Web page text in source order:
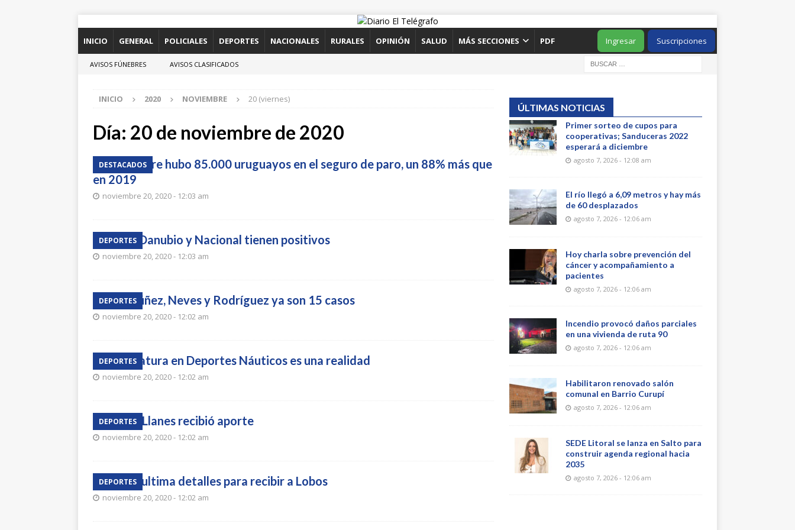
INICIO GENERAL POLICIALES DEPORTES NACIONALES RURALES OPINIÓN SALUD MÁS SECCIONES PDF Suscripciones
Ingresar
AVISOS FÚNEBRES AVISOS CLASIFICADOS
INICIO 2020 NOVIEMBRE 20 (viernes)
Día: 20 de noviembre de 2020
DESTACADOS
En octubre hubo 85.000 uruguayos en el seguro de paro, un 88% más que
en 2019
noviembre 20, 2020 - 12:03 am
DEPORTES
Plaza, Danubio y Nacional tienen positivos
noviembre 20, 2020 - 12:03 am
DEPORTES
Con Núñez, Neves y Rodríguez ya son 15 casos
noviembre 20, 2020 - 12:02 am
DEPORTES
Tecnicatura en Deportes Náuticos es una realidad
noviembre 20, 2020 - 12:02 am
DEPORTES
“Toto” Llanes recibió aporte
noviembre 20, 2020 - 12:02 am
DEPORTES
Trébol ultima detalles para recibir a Lobos
noviembre 20, 2020 - 12:02 am
ÚLTIMAS NOTICIAS
Primer sorteo de cupos para
cooperativas; Sanduceras 2022
esperará a diciembre
agosto 7, 2026 - 12:08 am
El río llegó a 6,09 metros y hay más
de 60 desplazados
agosto 7, 2026 - 12:06 am
Hoy charla sobre prevención del
cáncer y acompañamiento a
pacientes
agosto 7, 2026 - 12:06 am
Incendio provocó daños parciales
en una vivienda de ruta 90
agosto 7, 2026 - 12:06 am
Habilitaron renovado salón
comunal en Barrio Curupí
agosto 7, 2026 - 12:06 am
SEDE Litoral se lanza en Salto para
construir agenda regional hacia
2035
agosto 7, 2026 - 12:06 am